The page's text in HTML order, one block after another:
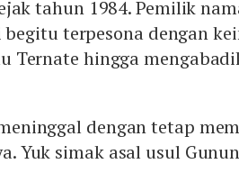
tahun 1984. Pemilik
terpesona dengan
Ternate hingga
dengan tetap
Yuk simak asal usul